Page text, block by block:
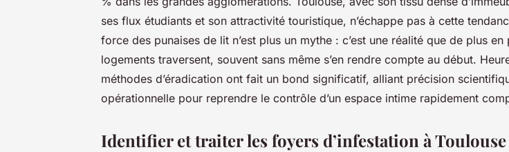
ses flux étudiants et son attractivité touristique, n’échappe pas à cette
force des punaises de lit n’est plus un mythe : c’est une réalité que de plus en
logements traversent, souvent sans même s’en rendre compte au début.
méthodes d’éradication ont fait un bond significatif, alliant précision
opérationnelle pour reprendre le contrôle d’un espace intime rapidement
Identifier et traiter les foyers d’infestation à Toulouse